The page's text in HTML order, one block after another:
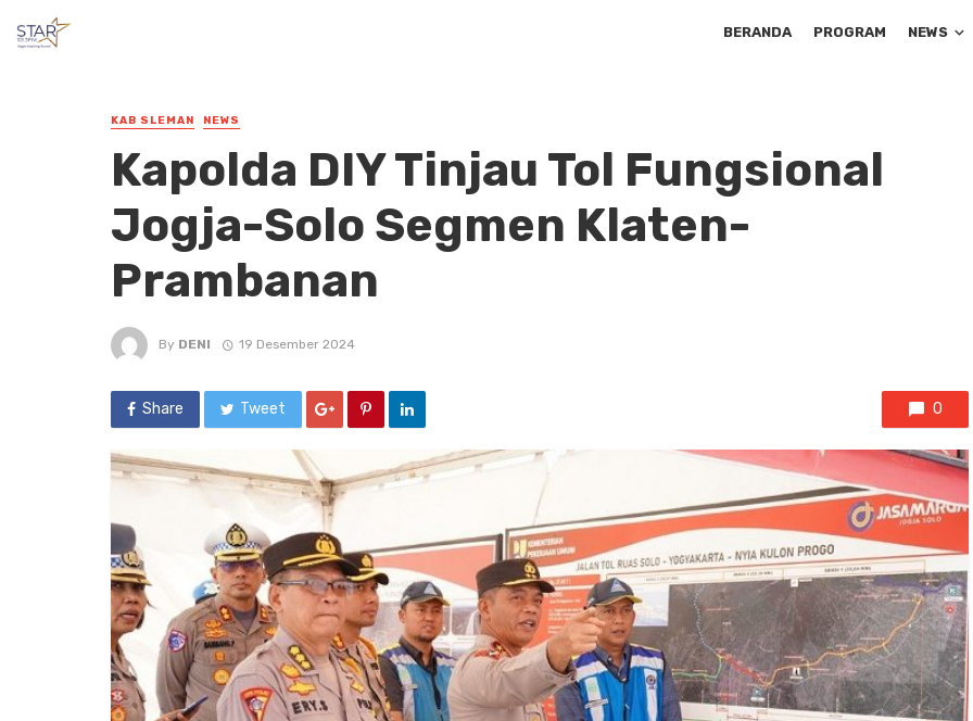
BERANDA PROGRAM NEWS
KAB SLEMAN NEWS
Kapolda DIY Tinjau Tol Fungsional
Jogja-Solo Segmen Klaten-
Prambanan
By DENI 19 Desember 2024
Share Tweet 0